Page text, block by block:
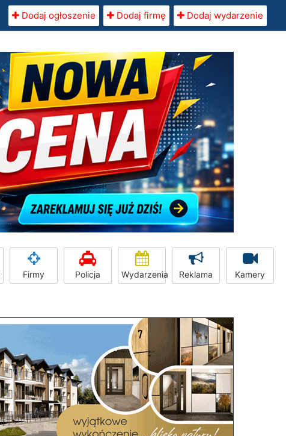
Dodaj ogłoszenie Dodaj firmę Dodaj wydarzenie
Firmy Policja Wydarzenia Reklama Kamery